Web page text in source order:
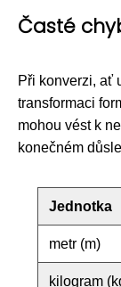
Časté
Při konverzi, ať
transformaci
mohou vést k
konečném
Jednotka
metr (m)
kilogram